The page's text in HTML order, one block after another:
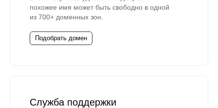
похожее имя может быть свободно в одной
из 700+ доменных зон.
Подобрать домен
Служба поддержки